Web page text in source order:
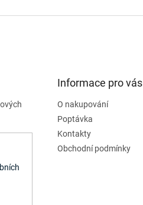
Informace pro vás
O nakupování
Poptávka
Kontakty
Obchodní podmínky